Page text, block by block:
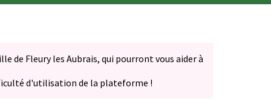
de Fleury les Aubrais, qui pourront vous aider à
d'utilisation de la plateforme !